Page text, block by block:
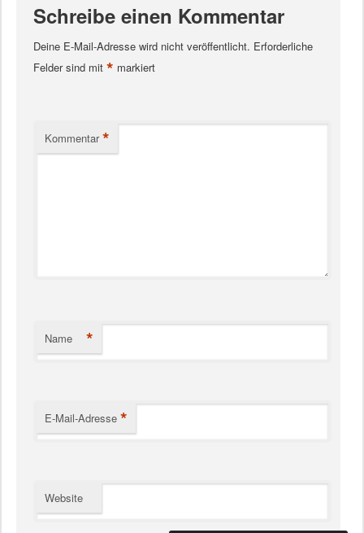
Schreibe einen Kommentar
Deine E-Mail-Adresse wird nicht veröffentlicht. Erforderliche
Felder sind mit * markiert
Kommentar *
Name *
E-Mail-Adresse *
Website